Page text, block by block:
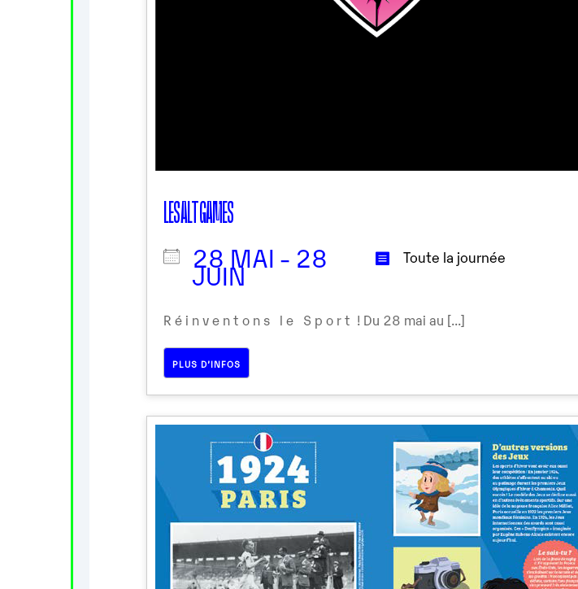
LES ALT GAMES
28 MAI - 28
JUIN
Toute la journée
R é i n v e n t o n s l e S p o r t ! Du 28 mai au [...]
PLUS D’INFOS